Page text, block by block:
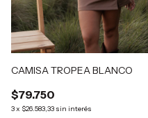
CAMISA TROPEA BLANCO
$79.750
3x $26.583,33 sin interés